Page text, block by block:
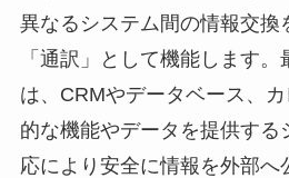
異なるシステム間の情報交換
「通訳」として機能します。
は、CRMやデータベース、
的な機能やデータを提供する
応により安全に情報を外部へ